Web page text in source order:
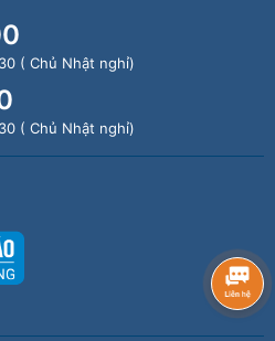
( Chủ Nhật nghỉ)
( Chủ Nhật nghỉ)